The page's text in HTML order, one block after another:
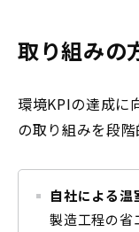
取り組みの
環境KPIの達成に
の取り組みを段階
自社による温
製造工程の省